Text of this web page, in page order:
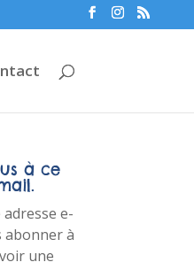
à ce
e-
abonner à
une